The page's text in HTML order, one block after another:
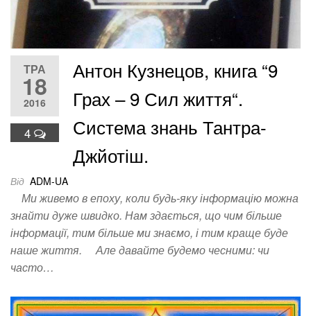
ТРА
18
2016
4
Антон Кузнецов, книга “9
Грах – 9 Сил життя“.
Система знань Тантра-
Джйотіш.
Від ADM-UA
Ми живемо в епоху, коли будь-яку інформацію можна
знайти дуже швидко. Нам здається, що чим більше
інформації, тим більше ми знаємо, і тим краще буде
наше життя. Але давайте будемо чесними: чи
часто…